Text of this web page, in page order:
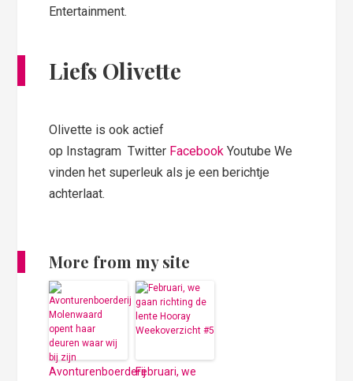
Entertainment.
Liefs Olivette
Olivette is ook actief
op Instagram Twitter Facebook Youtube We
vinden het superleuk als je een berichtje
achterlaat.
More from my site
AvonturenboerderijFebruari, we